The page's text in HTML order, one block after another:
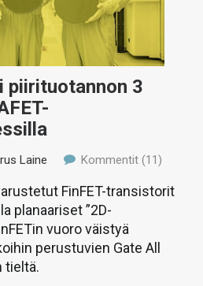
piirituotannon 3
Laine Kommentit (11)
FinFET-transistorit
planaariset ”2D-
vuoro väistyä
perustuvien Gate All
tieltä.